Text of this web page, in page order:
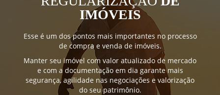
IMÓVEIS
Esse é um dos pontos mais importantes no processo
de compra e venda de imóveis.
Manter seu imóvel com valor atualizado de mercado
e com a documentação em dia garante mais
segurança, agilidade nas negociações e valorização
do seu patrimônio.